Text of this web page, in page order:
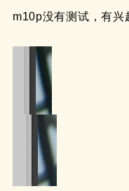
m10p没有测试，有兴